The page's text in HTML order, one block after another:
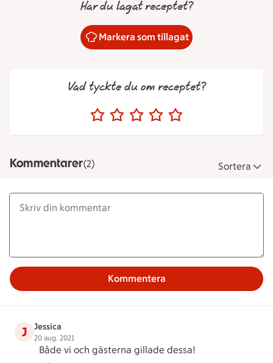
Har du lagat receptet?
Markera som tillagat
Vad tyckte du om receptet?
Kommentarer(2) Sortera
Kommentera
J Jessica
20 aug. 2021
Både vi och gästerna gillade dessa!